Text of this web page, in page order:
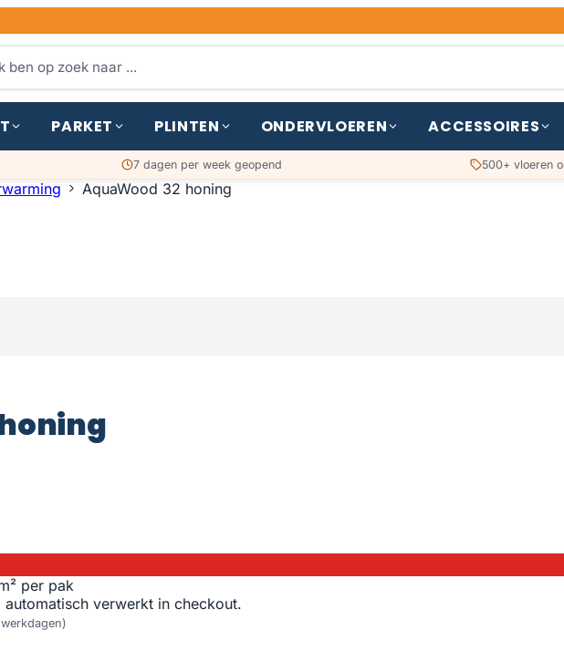
PARKET PLINTEN ONDERVLOEREN ACCESSOIRES
7 dagen per week geopend 500+ vloeren
AquaWood 32 honing
per pak
automatisch verwerkt in checkout.